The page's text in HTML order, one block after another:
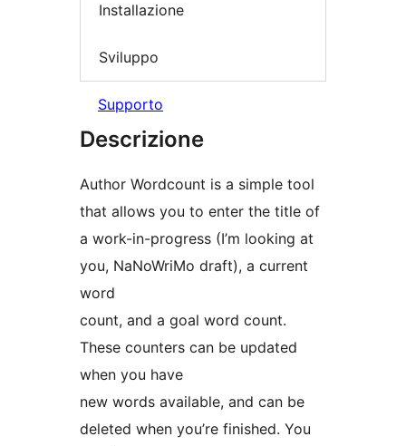
Installazione
Sviluppo
Supporto
Descrizione
Author Wordcount is a simple tool
that allows you to enter the title of
a work-in-progress (I’m looking at
you, NaNoWriMo draft), a current
word
count, and a goal word count.
These counters can be updated
when you have
new words available, and can be
deleted when you’re finished. You